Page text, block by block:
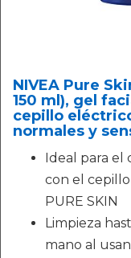
NIVEA Pure
150 ml), gel
cepillo
normales y
Ideal para el
con el
PURE SKIN
Limpieza
mano al